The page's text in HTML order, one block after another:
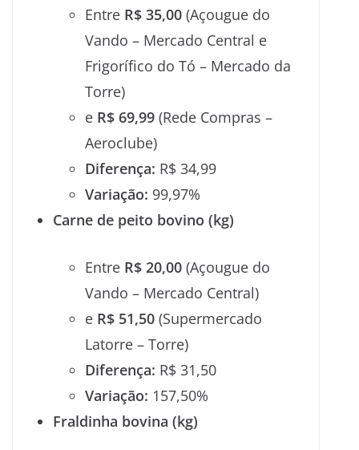
Entre R$ 35,00 (Açougue do
Vando – Mercado Central e
Frigorífico do Tó – Mercado da
Torre)
e R$ 69,99 (Rede Compras –
Aeroclube)
Diferença: R$ 34,99
Variação: 99,97%
Carne de peito bovino (kg)
Entre R$ 20,00 (Açougue do
Vando – Mercado Central)
e R$ 51,50 (Supermercado
Latorre – Torre)
Diferença: R$ 31,50
Variação: 157,50%
Fraldinha bovina (kg)